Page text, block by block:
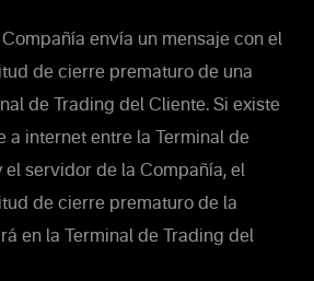
envía un mensaje con el
de cierre prematuro de una
de Trading del Cliente. Si existe
a internet entre la Terminal de
el servidor de la Compañía, el
de cierre prematuro de la
en la Terminal de Trading del